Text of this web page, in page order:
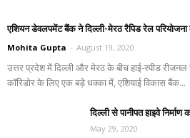
एशियन डेवलपमेंट बैंक ने दिल्ली-मेरठ रैपिड रेल
Mohita Gupta - August 19, 2020
उत्तर प्रदेश में दिल्ली और मेरठ के बीच हाई-स्पीड
कॉरिडोर के लिए एक बड़े धक्का में, एशियाई विकास बैंक...
दिल्ली से पानीपत हाइवे
May 29, 2020